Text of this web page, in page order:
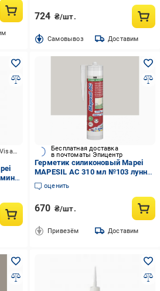
724 ₴/шт.
Cамовывоз Доставим
До -10% з суперкредиткою Visa Вигода
Бесплатная доставка
в почтоматы Эпицентр
Герметик силиконовый Mapei
MAPESIL AC 310 мл №103 лунно-
белый (000014518)
оценить
670 ₴/шт.
Привезём Доставим